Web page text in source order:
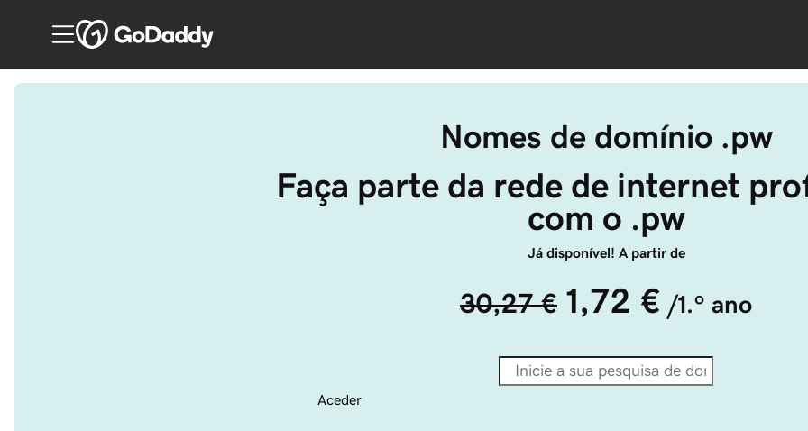
Nomes de domínio .pw
Faça parte da rede de internet
com o .pw
Já disponível! A partir de
30,27 € 1,72 € /1.º ano
Aceder